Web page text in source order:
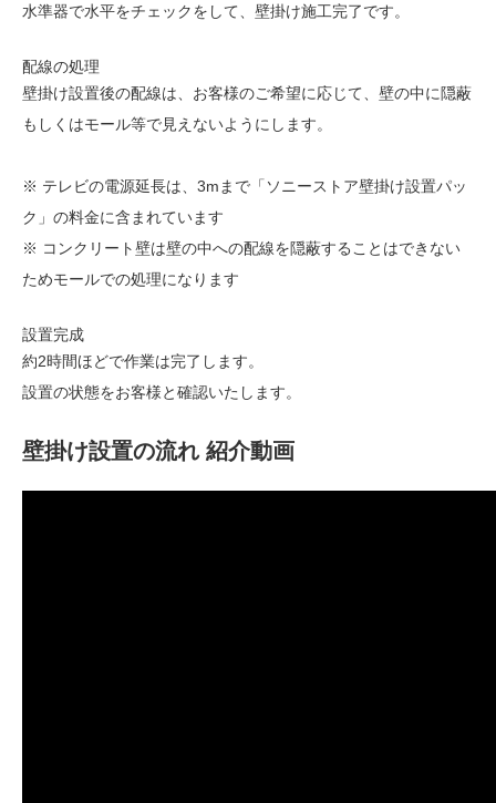
水準器で水平をチェックをして、壁掛け施工完了です。
配線の処理
壁掛け設置後の配線は、お客様のご希望に応じて、壁の中に隠蔽
もしくはモール等で見えないようにします。
※ テレビの電源延長は、3mまで「ソニーストア壁掛け設置パッ
ク」の料金に含まれています
※ コンクリート壁は壁の中への配線を隠蔽することはできない
ためモールでの処理になります
設置完成
約2時間ほどで作業は完了します。
設置の状態をお客様と確認いたします。
壁掛け設置の流れ 紹介動画